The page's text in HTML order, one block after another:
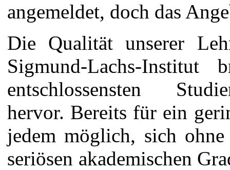
angemeldet, doch das
Die Qualität unserer
Sigmund-Lachs-Institut
entschlossensten
hervor. Bereits für ein
jedem möglich, sich
seriösen akademischen